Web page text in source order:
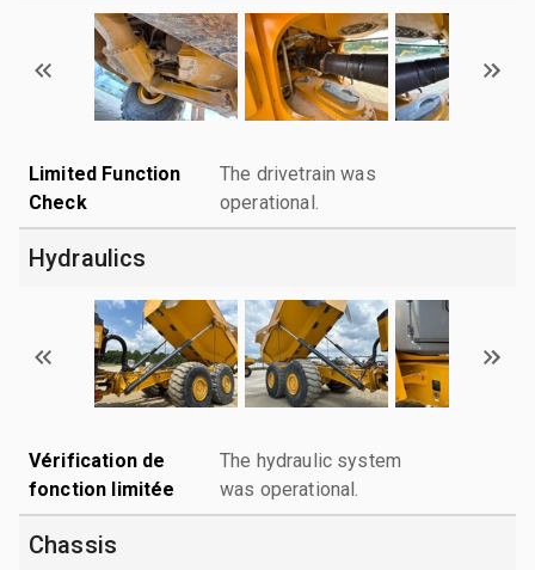
Limited Function
Check
The drivetrain was
operational.
Hydraulics
Vérification de
fonction limitée
The hydraulic system
was operational.
Chassis